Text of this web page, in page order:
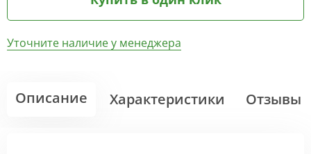
Уточните наличие у менеджера
Описание Характеристики Отзывы